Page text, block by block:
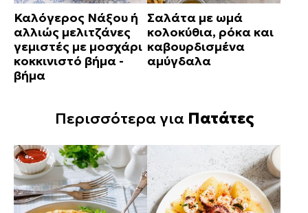
Καλόγερος Νάξου ή
αλλιώς μελιτζάνες
γεμιστές με μοσχάρι
κοκκινιστό βήμα -
βήμα
Σαλάτα με ωμά
κολοκύθια, ρόκα και
καβουρδισμένα
αμύγδαλα
Περισσότερα για Πατάτες